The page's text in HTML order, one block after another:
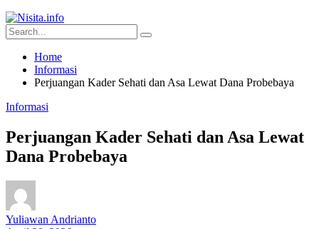
Home
Informasi
Perjuangan Kader Sehati dan Asa Lewat Dana Probebaya
Informasi
Perjuangan Kader Sehati dan Asa Lewat
Dana Probebaya
Yuliawan Andrianto